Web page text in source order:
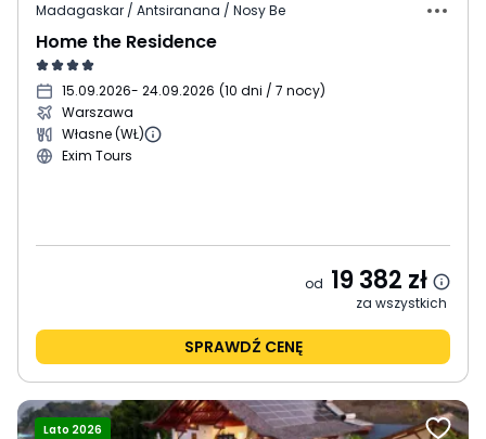
Madagaskar / Antsiranana / Nosy Be
Home the Residence
15.09.2026- 24.09.2026 (10 dni / 7 nocy)
Warszawa
Własne (WŁ)
Exim Tours
od 19 382 zł
za wszystkich
SPRAWDŹ CENĘ
Lato 2026